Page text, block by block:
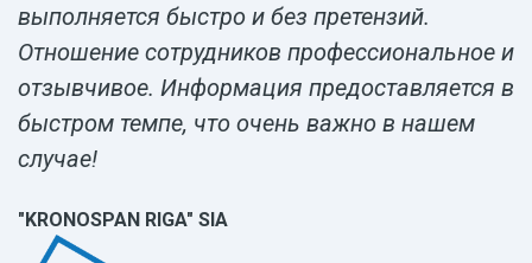
выполняется быстро и без претензий.
Отношение сотрудников профессиональное и
отзывчивое. Информация предоставляется в
быстром темпе, что очень важно в нашем
случае!
"KRONOSPAN RIGA" SIA